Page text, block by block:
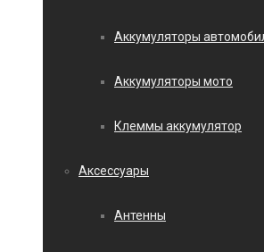
Аккумуляторы
Аккумуляторы мото
Клеммы аккумулятор
Аксессуары
Антенны